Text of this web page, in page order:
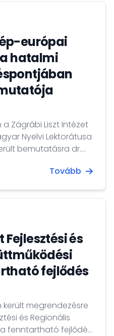
kóstolóját
két legnagyobb
európai
hatalmi
a Zágrábi Liszt Intézet
Nyelvi Lektorátusa
bemutatásra dr.
város és kikötő a
Tovább
és
fejlődés
került megrendezésre
és Regionális
fenntartható fejlődés